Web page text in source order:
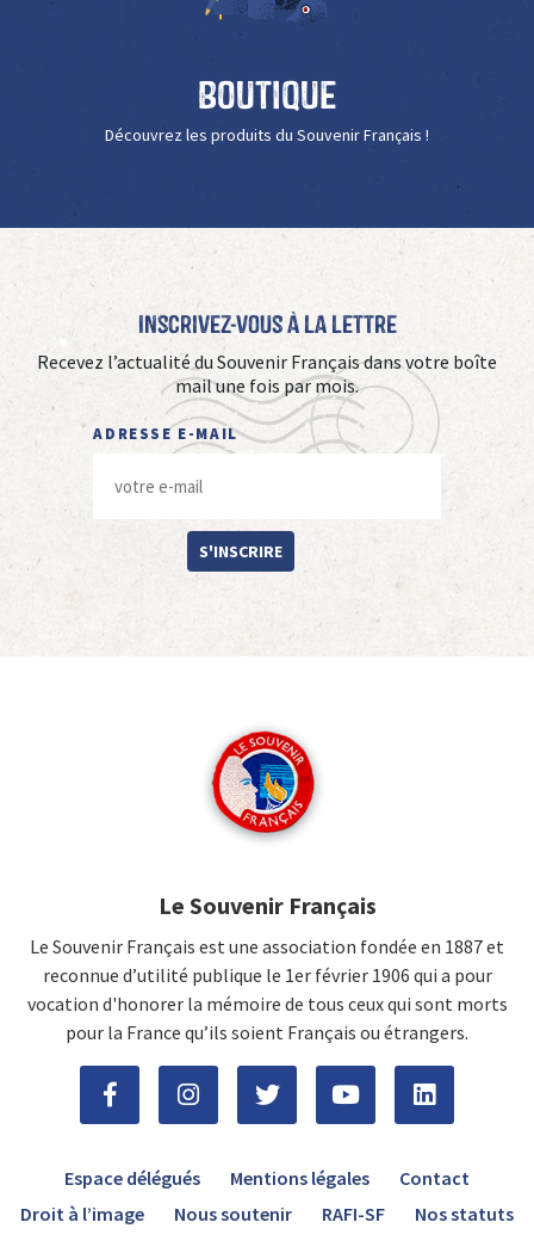
Boutique
Découvrez les produits du Souvenir Français !
Inscrivez-vous à La Lettre
Recevez l’actualité du Souvenir Français dans votre boîte
mail une fois par mois.
ADRESSE E-MAIL
S'INSCRIRE
Le Souvenir Français
Le Souvenir Français est une association fondée en 1887 et
reconnue d’utilité publique le 1er février 1906 qui a pour
vocation d'honorer la mémoire de tous ceux qui sont morts
pour la France qu’ils soient Français ou étrangers.
Espace délégués Mentions légales
Contact
Droit à l’image
Nous soutenir RAFI-SF Nos statuts